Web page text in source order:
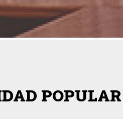
POPULAR